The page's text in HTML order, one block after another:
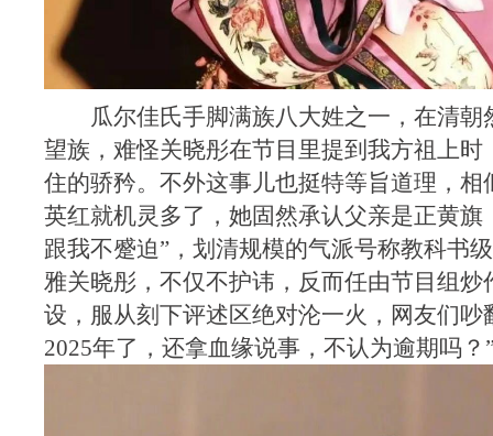
瓜尔佳氏手脚满族八大姓之一，在清朝
望族，难怪关晓彤在节目里提到我方祖上时
住的骄矜。不外这事儿也挺特等旨道理，相
英红就机灵多了，她固然承认父亲是正黄旗
跟我不蹙迫”，划清规模的气派号称教科书
雅关晓彤，不仅不护讳，反而任由节目组炒
设，服从刻下评述区绝对沦一火，网友们吵
2025年了，还拿血缘说事，不认为逾期吗？